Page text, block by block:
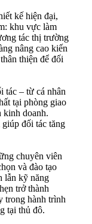
kế hiện đại,
khu vực làm
tác thị trường
nâng cao kiến
thiện để đối
tác – từ cá nhân
tại phòng giao
kinh doanh.
đối tác tăng
chuyên viên
và đào tạo
lẫn kỹ năng
trở thành
trong hành trình
tại thủ đô.